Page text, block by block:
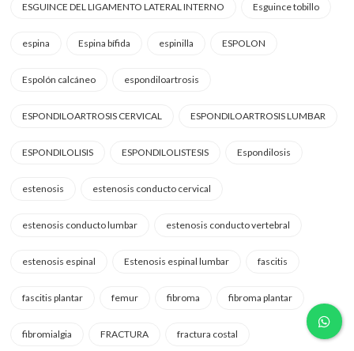
ESGUINCE DEL LIGAMENTO LATERAL INTERNO Esguince tobillo
espina Espina bífida espinilla ESPOLON
Espolón calcáneo espondiloartrosis
ESPONDILOARTROSIS CERVICAL ESPONDILOARTROSIS LUMBAR
ESPONDILOLISIS ESPONDILOLISTESIS Espondilosis
estenosis estenosis conducto cervical
estenosis conducto lumbar estenosis conducto vertebral
estenosis espinal Estenosis espinal lumbar fascitis
fascitis plantar femur fibroma fibroma plantar
fibromialgia FRACTURA fractura costal